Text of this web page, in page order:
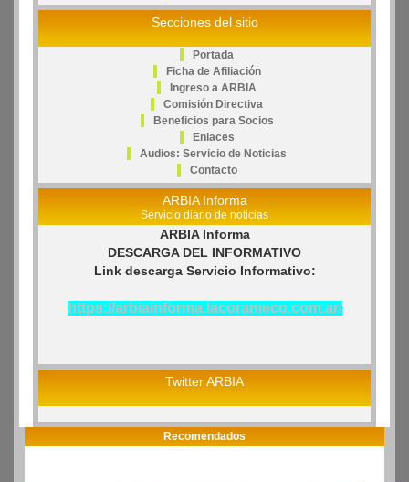
Secciones del sitio
Portada
Ficha de Afiliación
Ingreso a ARBIA
Comisión Directiva
Beneficios para Socios
Enlaces
Audios: Servicio de Noticias
Contacto
ARBIA Informa
Servicio diario de noticias
ARBIA Informa
DESCARGA DEL INFORMATIVO
Link descarga Servicio Informativo:
https://arbiainforma.lacorameco.com.ar/
Twitter ARBIA
Recomendados